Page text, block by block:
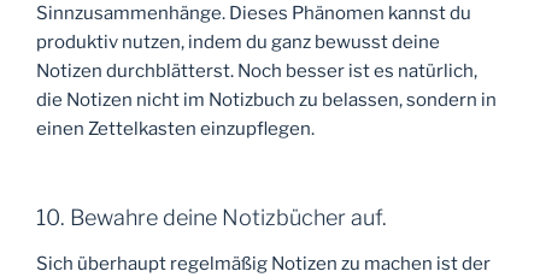
Sinnzusammenhänge. Dieses Phänomen kannst du
produktiv nutzen, indem du ganz bewusst deine
Notizen durchblätterst. Noch besser ist es natürlich,
die Notizen nicht im Notizbuch zu belassen, sondern in
einen Zettelkasten einzupflegen.
10. Bewahre deine Notizbücher auf.
Sich überhaupt regelmäßig Notizen zu machen ist der